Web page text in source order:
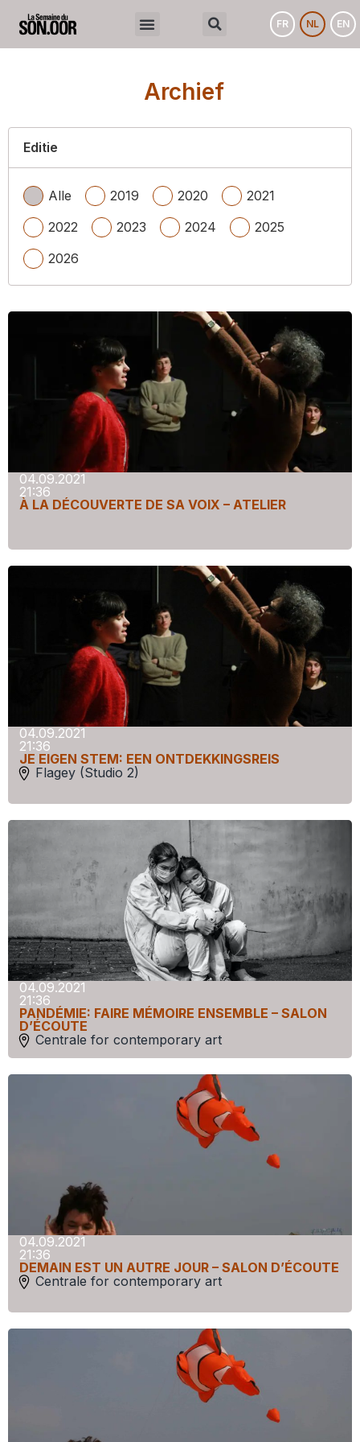
FR NL EN
Archief
Editie
Alle 2019 2020
2021
2022
2023 2024
2025
2026
04.09.2021
21:36
À LA DÉCOUVERTE DE SA VOIX – ATELIER
04.09.2021
21:36
JE EIGEN STEM: EEN ONTDEKKINGSREIS
Flagey (Studio 2)
04.09.2021
21:36
PANDÉMIE: FAIRE MÉMOIRE ENSEMBLE – SALON
D’ÉCOUTE
Centrale for contemporary art
04.09.2021
21:36
DEMAIN EST UN AUTRE JOUR – SALON D’ÉCOUTE
Centrale for contemporary art